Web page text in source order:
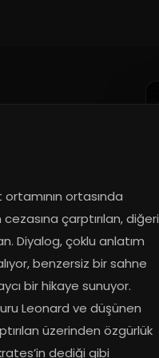
ortamının ortasında
çarptırılan, diğeri
Diyalog, çoklu anlatım
benzersiz bir sahne
bir hikaye sunuyor.
Leonard ve düşünen
üzerinden özgürlük
dediği gibi